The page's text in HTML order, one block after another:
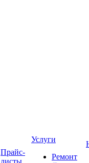
Прайс-
листы
Услуги
Ремонт